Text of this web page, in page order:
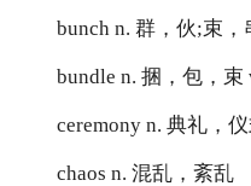
bunch n. 群，伙;束，
bundle n. 捆，包，
ceremony n. 典礼，
chaos n. 混乱，紊乱